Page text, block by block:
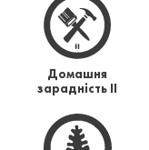
Домашня
зарадність ІІ